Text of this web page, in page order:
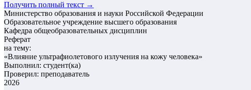
Получить полный текст →
Министерство образования и науки Российской Федерации
Образовательное учреждение высшего образования
Кафедра общеобразовательных дисциплин
Реферат
на тему:
«Влияние ультрафиолетового излучения на кожу человека»
Выполнил: студент(ка)
Проверил: преподаватель
2026